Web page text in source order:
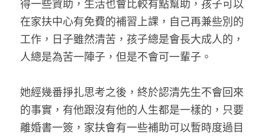
得一些資助，生活也會比較有點幫助，孩子可以
在家扶中心有免費的補習上課，自己再兼些別的
工作，日子雖然清苦，孩子總是會長大成人的，
人總是為苦一陣子，但是不會可一輩子。
她經幾番掙扎思考之後，終於認清先生不會回來
的事實，有他跟沒有他的人生都是一樣的，只要
離婚書一簽，家扶會有一些補助可以暫時度過目